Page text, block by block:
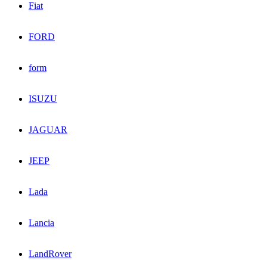
Fiat
FORD
form
ISUZU
JAGUAR
JEEP
Lada
Lancia
LandRover